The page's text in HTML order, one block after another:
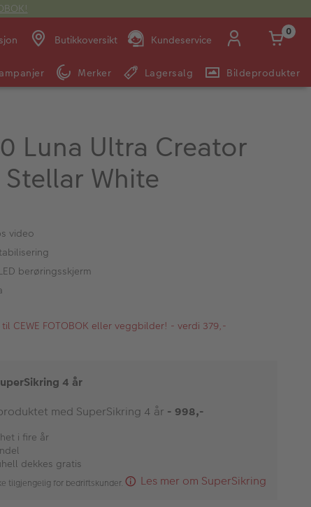
Butikkoversikt Kundeservice
Man -
09:00 -
14:00 -
E-post:
kundeservice@japanphoto.no
0
Merker Lagersalg Bildeprodukter
Luna Ultra Creator
White
video
berøringsskjerm
CEWE FOTOBOK eller veggbilder! - verdi 379,-
4 år
med SuperSikring 4 år - 998,-
i fire år
dekkes gratis
tilgjengelig for bedriftskunder. Les mer om SuperSikring